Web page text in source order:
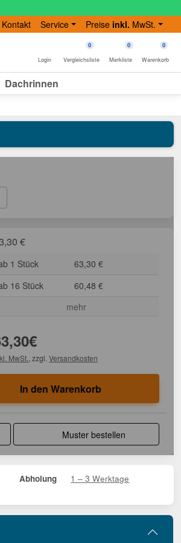
Kontakt Service Preise inkl. MwSt.
Login
0
Vergleichsliste
0
Merkliste
0
Warenkorb
Dachrinnen
€
1 Stück
63,30 €
16 Stück
60,48 €
mehr
€
MwSt. , zzgl.Versandkosten
In den Warenkorb
Muster bestellen
Abholung 1 – 3 Werktage